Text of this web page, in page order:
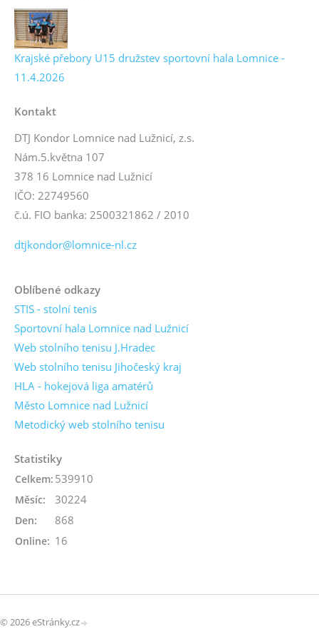
Krajské přebory U15 družstev sportovní hala Lomnice -
11.4.2026
Kontakt
DTJ Kondor Lomnice nad Lužnicí, z.s.
Nám.5.května 107
378 16 Lomnice nad Lužnicí
IČO: 22749560
č.ú. FIO banka: 2500321862 / 2010
dtjkondor@lomnice-nl.cz
Oblíbené odkazy
STIS - stolní tenis
Sportovní hala Lomnice nad Lužnicí
Web stolního tenisu J.Hradec
Web stolního tenisu Jihočeský kraj
HLA - hokejová liga amatérů
Město Lomnice nad Lužnicí
Metodický web stolního tenisu
Statistiky
Online: 16
Celkem: 539910
Měsíc: 30224
Den: 868
© 2026 eStránky.cz